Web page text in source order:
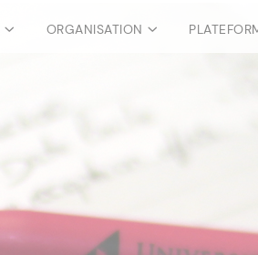
ORGANISATION